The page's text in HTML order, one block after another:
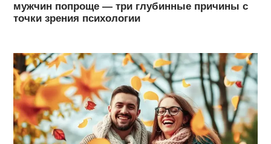
мужчин попроще — три глубинные причины с
точки зрения психологии